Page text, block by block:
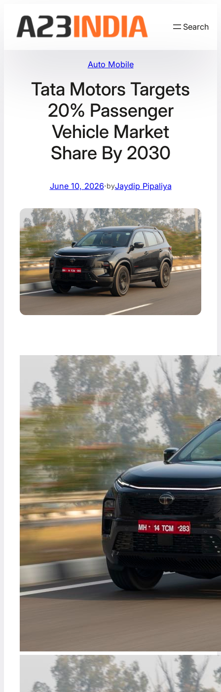
content
Search
Auto Mobile
Tata Motors Targets
20% Passenger
Vehicle Market
Share By 2030
June 10, 2026·byJaydip Pipaliya